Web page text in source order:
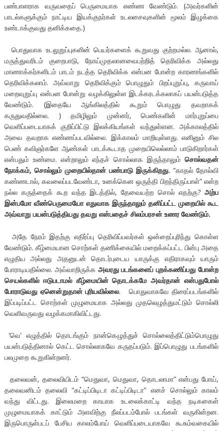
பண்பாளராக வருவதைப் பெருமையாக எண்ண வேண்டும். (அவர்களின்
பாடல்களுக்கும் நாட்டிய இயக்குநர்கள் உடலசைவுகளின் மூலம் இழுக்கை
உண்டாக்குவது தனிக்கதை.)
பொதுவாக உடலுறுப்புகளின் பெயர்களைக் கூறுவது குற்றமல்ல. ஆனால்,
மருத்துவரிடம் குறைபாடு, நோய்முதலானவைபற்றித் தெரிவிக்க அல்லது
மாணாக்கர்களிடம் பாடம் நடத்த தெரிவிக்க என்பன போன்ற காரணங்களில்
தெரிவிக்கலாம். அவ்வாறு தெரிவிக்கும் பொழுதும் பிறப்புறுப்பு, கருவாய்
மறைவுறுப்பு என்பன போன்று வழக்கிலுள்ள இடக்கரடக்கலாகப் பயன்படுத்த
வேண்டும். (இதையே ஆங்கிலத்தில் கூறும் பொழுது தவறாகக்
கருதுவதில்லை. ) தமிழிலும் முன்னர், பெண்களின் மார்புறுப்பை
வெளிப்படையாகக் குறிப்பிட்டு இலக்கியங்கள் வந்துள்ளன. அக்காலத்தில்
அவை தவறாக எண்ணப்படவில்லை. இக்காலம் மாறியுள்ளது. எனினும் சில
பெண் கவிஞர்களே ஆண்கள் பாடக்கூடாத முறையிலெல்லாம் பாடுகிறார்கள்
என்பதும் உண்மை. என்றாலும் எந்தச் சொல்லாக இருந்தாலும்சொல்வதன்
நோக்கம், சொல்லும் முறையில்தான் பண்பாடு இருக்கிறது. “காதல் தோல்வி
கண்ணடால், கவலைப்படவேண்டா, உனக்கென ஒருத்தி பிறந்திருப்பாள்” என்ற
நல்ல கருத்தைக் கூற வந்த இடத்தில், தேவையற்ற சொல் எதற்கு?அற்ப
இன்பமோ வீண்பெருமையோ எதுவாக இருந்தாலும் தனிப்பட்ட முறையில் கூட
அவ்வாறு பயன்படுத்தியது தவறு என்பதைச் சிலம்பரசன் உணர வேண்டும்.
அதே நேரம் இதற்கு எதிர்ப்பு தெரிவிப்பவர்கள் ஒன்றைப்புரிந்து கொள்ள
வேண்டும். கீழ்மையான சொற்கள் தணிக்கையில் மறைக்கப்பட்ட பின்பு அதை
எழுதிய அல்லது அதனுடன் தொடர்புடைய யாருக்கு எதிராகவும் யாரும்
போராடியதில்லை. அவ்வாறிருக்க அவரது படங்களைப் புறக்கணிப்பது போன்ற
செயல்களில் ஈடுபடாமல் கீழ்மையின் தொடக்கமே அவர்தான் என்பதுபோல்
போராடுவது ஏனென்றுதான் புரியவில்லை. பொதுவாகவே திரைப்படங்களில்
இப்படிப்பட்ட சொற்கள் முழுமையாக அல்லது முதலெழுத்துமட்டும் சொல்லி
வெளிவருவது வழக்கமாகிவிட்டது.
‘வெ’ எழுத்தில் தொடங்கும் நான்கெழுத்துச் சொல்லைத்திட்டும்பொழுது
பயன்படுத்தினால் கெட்ட சொல்லாகவே கருதப்படும். இப்பொழுது படங்களில்
பலமுறை கூறுகின்றனர்.
தலைவன், தலைவியிடம் “மெதுவா, மெதுவா, தொடலாமா” என்பது போய்,
தலைவனிடம் தலைவி “கட்டிப்பிடிடா கட்டிப்பிடிடா” எனச் சொல்லும் காலம்
வந்து விட்டது. இலைமறை காயாக உடலைக்காட்டி வந்த நடிககைள்
முழுமையாகக் காட்டும் அளவிற்கு நீலப்படம்போல் படங்கள் வருகின்றன.
இருபொருள்படப் பேசிய காலம்போய் வெளிப்படையாகவே கூசும்வகையில்